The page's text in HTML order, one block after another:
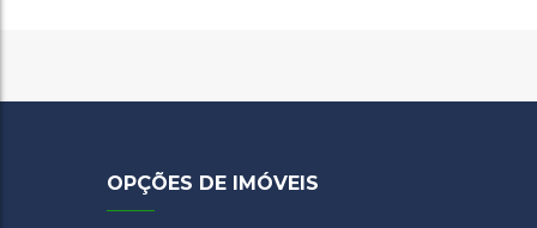
OPÇÕES DE IMÓVEIS